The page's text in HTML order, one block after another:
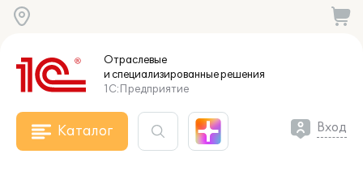
Отраслевые
и специализированныерешения
1С:Предприятие
Каталог Вход